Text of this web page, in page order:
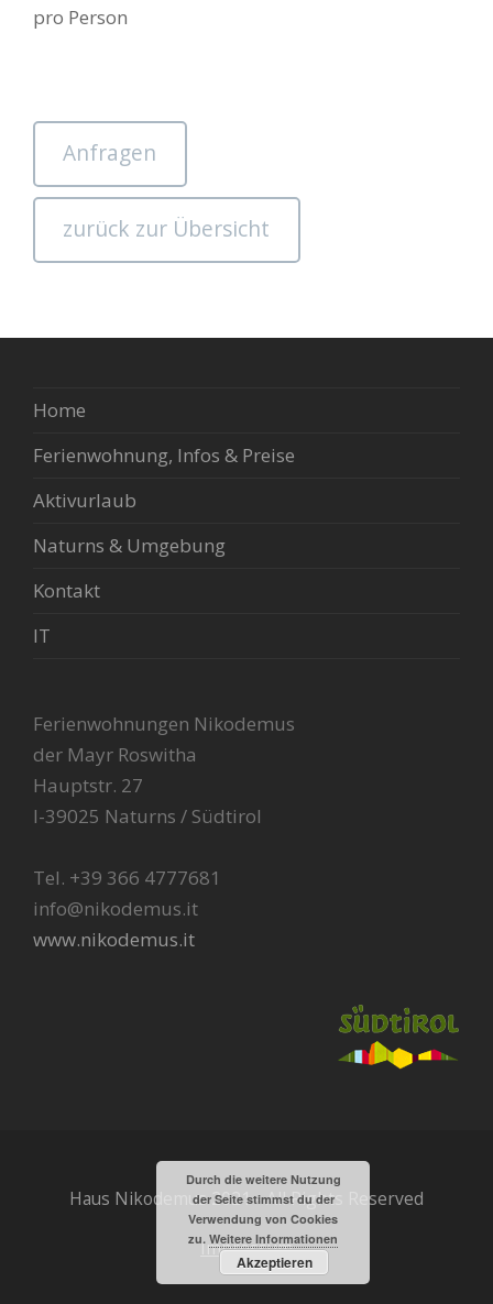
pro Person
Anfragen
zurück zur Übersicht
Home
Ferienwohnung, Infos & Preise
Aktivurlaub
Naturns & Umgebung
Kontakt
IT
Ferienwohnungen Nikodemus
der Mayr Roswitha
Hauptstr. 27
I-39025 Naturns / Südtirol
Tel. +39 366 4777681
info@nikodemus.it
www.nikodemus.it
Haus Nikodemus 2021 - All Rights Reserved
Impressum
Durch die weitere Nutzung
der Seite stimmst du der
Verwendung von Cookies
zu. Weitere Informationen
Akzeptieren